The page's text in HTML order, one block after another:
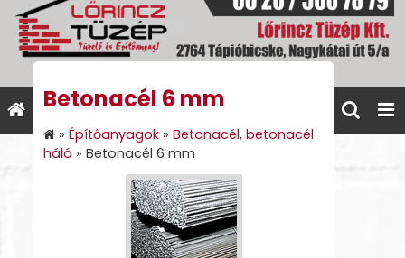
Betonacél 6 mm
» Építőanyagok » Betonacél, betonacél
háló » Betonacél 6 mm